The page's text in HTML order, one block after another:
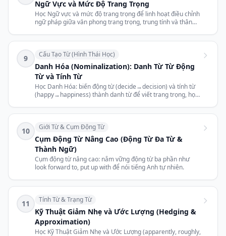
Ngữ Vực và Mức Độ Trang Trọng
Học Ngữ vực và mức độ trang trọng để linh hoạt điều chỉnh
ngữ pháp giữa văn phong trang trọng, trung tính và thân
9 Cấu Tạo Từ (Hình Thái Học)
Danh Hóa (Nominalization): Danh Từ Từ Động
Từ và Tính Từ
Học Danh Hóa: biến động từ (decide→decision) và tính từ
(happy→happiness) thành danh từ để viết trang trọng, học
10 Giới Từ & Cụm Động Từ
Cụm Động Từ Nâng Cao (Động Từ Đa Từ &
Thành Ngữ)
Cụm động từ nâng cao: nắm vững động từ ba phần như
look forward to, put up with để nói tiếng Anh tự nhiên.
11 Tính Từ & Trạng Từ
Kỹ Thuật Giảm Nhẹ và Ước Lượng (Hedging &
Approximation)
Học Kỹ Thuật Giảm Nhẹ và Ước Lượng (apparently, roughly,